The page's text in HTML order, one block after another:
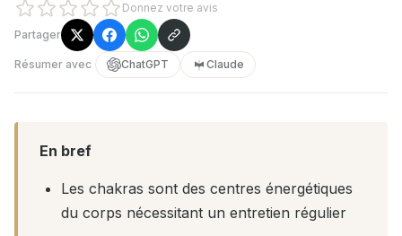
Donnez votre avis
Partager
Résumer avec ChatGPT Claude
En bref
Les chakras sont des centres énergétiques
du corps nécessitant un entretien régulier